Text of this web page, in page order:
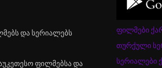
და სერიალებს
ფილმებსა და
ფილმები
თურქული
სერიალები